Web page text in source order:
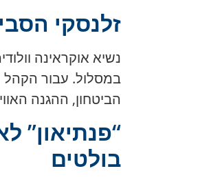
זלנסקי
במסלול. עבור הקהל
הביטחון, ההגנה
“פנתיאון”
בולטים